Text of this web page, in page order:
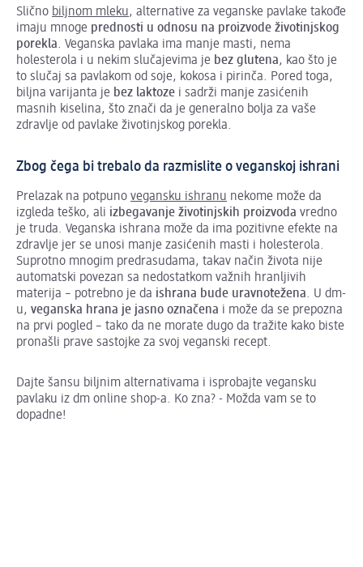
Slično biljnom mleku, alternative za veganske pavlake takođe
imaju mnoge prednosti u odnosu na proizvode životinjskog
porekla. Veganska pavlaka ima manje masti, nema
holesterola i u nekim slučajevima je bez glutena, kao što je
to slučaj sa pavlakom od soje, kokosa i pirinča. Pored toga,
biljna varijanta je bez laktoze i sadrži manje zasićenih
masnih kiselina, što znači da je generalno bolja za vaše
zdravlje od pavlake životinjskog porekla.
Zbog čega bi trebalo da razmislite o veganskoj ishrani
Prelazak na potpuno vegansku ishranu nekome može da
izgleda teško, ali izbegavanje životinjskih proizvoda vredno
je truda. Veganska ishrana može da ima pozitivne efekte na
zdravlje jer se unosi manje zasićenih masti i holesterola.
Suprotno mnogim predrasudama, takav način života nije
automatski povezan sa nedostatkom važnih hranljivih
materija – potrebno je da ishrana bude uravnotežena. U dm-
u, veganska hrana je jasno označena i može da se prepozna
na prvi pogled – tako da ne morate dugo da tražite kako biste
pronašli prave sastojke za svoj veganski recept.
Dajte šansu biljnim alternativama i isprobajte vegansku
pavlaku iz dm online shop-a. Ko zna? - Možda vam se to
dopadne!